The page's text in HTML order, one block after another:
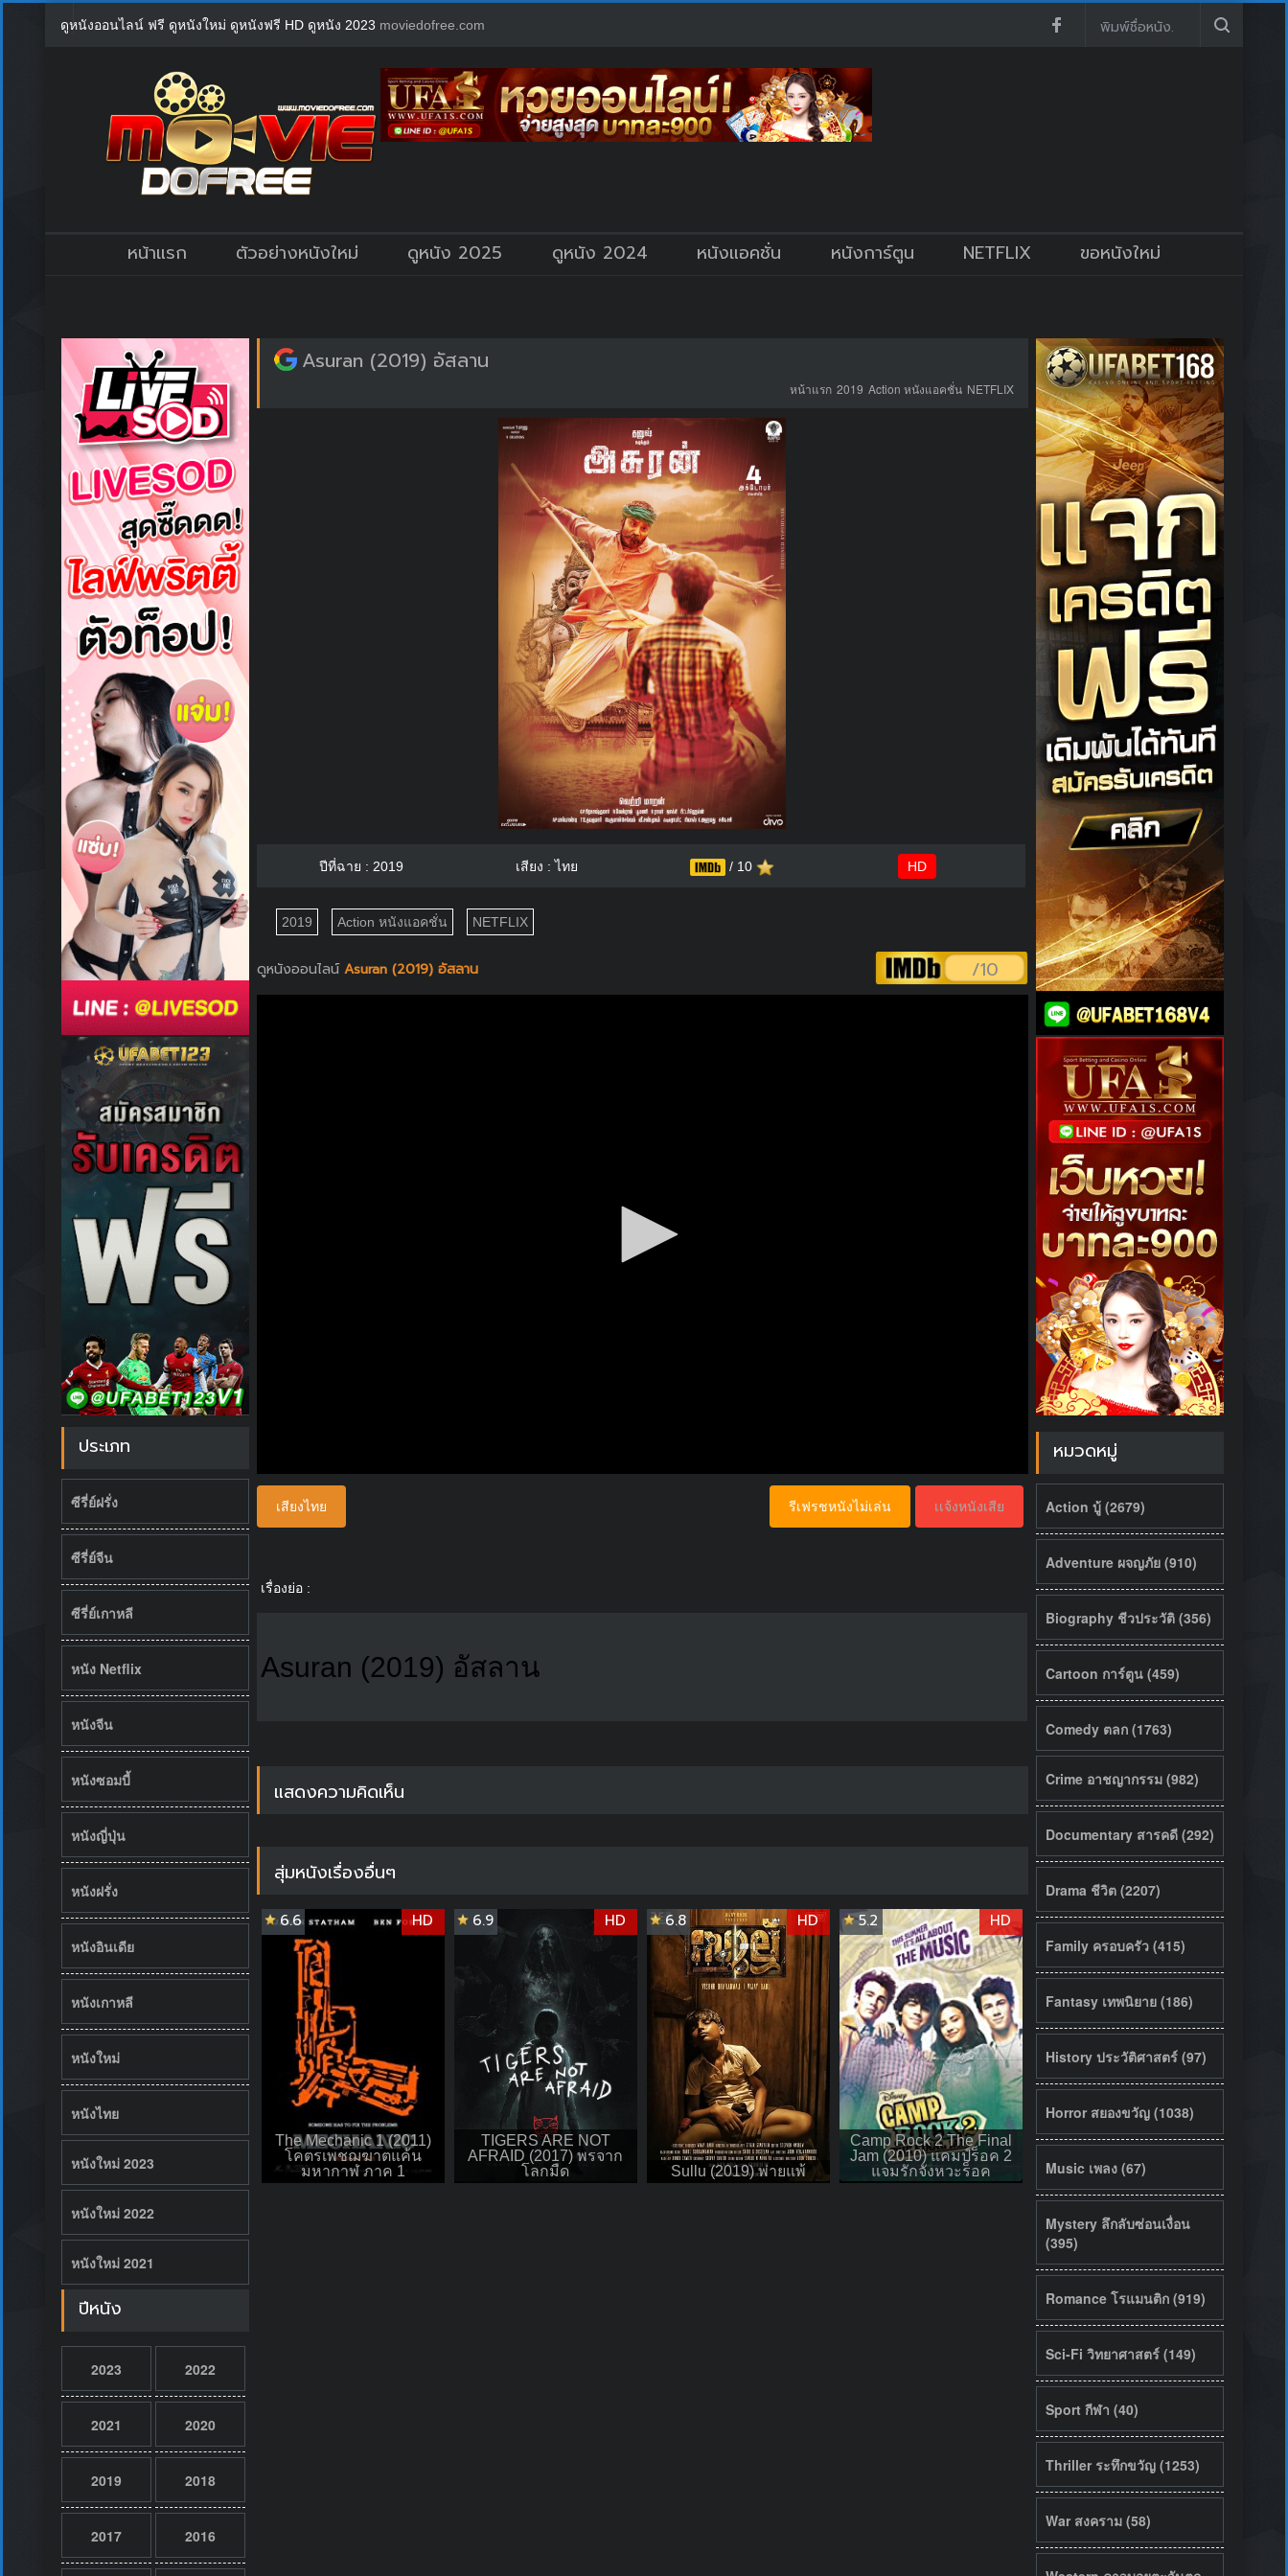
ดูหนังออนไลน์ ฟรี ดูหนังใหม่ ดูหนังฟรี HD ดูหนัง 2023 moviedofree.com
หน้าแรก ตัวอย่างหนังใหม่ ดูหนัง 2025 ดูหนัง 2024 หนังแอคชั่น หนังการ์ตูน NETFLIX ขอหนังใหม่
ประเภท
ซีรี่ย์ฝรั่ง
ซีรี่ย์จีน
ซีรี่ย์เกาหลี
หนัง Netflix
หนังจีน
หนังซอมบี้
หนังญี่ปุ่น
หนังฝรั่ง
หนังอินเดีย
หนังเกาหลี
หนังใหม่
หนังไทย
หนังใหม่ 2023
หนังใหม่ 2022
หนังใหม่ 2021
ปีหนัง
2023 2022
2021 2020
2019 2018
2017 2016
Asuran (2019) อัสลาน
หน้าแรก 2019 Action หนังแอคชั่น NETFLIX
ปีที่ฉาย : 2019 เสียง : ไทย / 10 HD
2019 Action หนังแอคชั่น NETFLIX
ดูหนังออนไลน์Asuran (2019) อัสลาน /10
เสียงไทย เเจ้งหนังเสีย
รีเฟรชหนังไม่เล่น
เรื่องย่อ :
Asuran (2019) อัสลาน
แสดงความคิดเห็น
สุ่มหนังเรื่องอื่นๆ
The Mechanic 1 (2011)
โคตรเพชฌฆาตแค้น
มหากาฬ ภาค 1
6.6 HD
TIGERS ARE NOT
AFRAID (2017) พรจาก
โลกมืด
6.9 HD
Sullu (2019) พ่ายแพ้
6.8 HD
Camp Rock 2 The Final
Jam (2010) แคมป์ร็อค 2
แจมรักจังหวะร็อค
5.2 HD
หมวดหมู่
Action บู้ (2679)
Adventure ผจญภัย (910)
Biography ชีวประวัติ (356)
Cartoon การ์ตูน (459)
Comedy ตลก (1763)
Crime อาชญากรรม (982)
Documentary สารคดี (292)
Drama ชีวิต (2207)
Family ครอบครัว (415)
Fantasy เทพนิยาย (186)
History ประวัติศาสตร์ (97)
Horror สยองขวัญ (1038)
Music เพลง (67)
Mystery ลึกลับซ่อนเงื่อน
(395)
Romance โรแมนติก (919)
Sci-Fi วิทยาศาสตร์ (149)
Sport กีฬา (40)
Thriller ระทึกขวัญ (1253)
War สงคราม (58)